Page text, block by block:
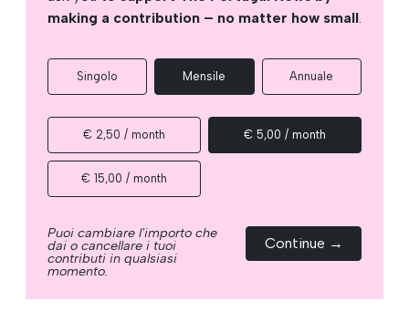
making a contribution – no matter how small.
Singolo Mensile Annuale
€ 2,50 / month € 5,00 / month
€ 15,00 / month
Puoi cambiare l'importo che
dai o cancellare i tuoi
contributi in qualsiasi
momento.
Continue →